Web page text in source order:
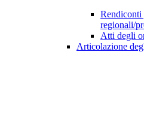
Rendiconti
regionali/
Atti degli
Articolazione